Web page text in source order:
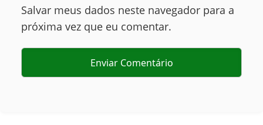
Salvar meus dados neste navegador para a
próxima vez que eu comentar.